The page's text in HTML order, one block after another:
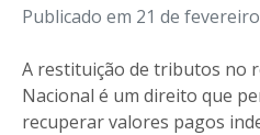
Publicado em 21 de
A restituição de tributos no
Nacional é um direito que
recuperar valores pagos